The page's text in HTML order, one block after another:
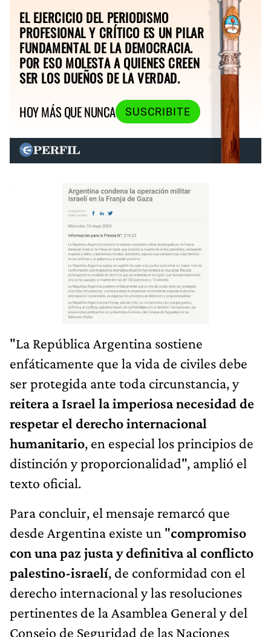
EL EJERCICIO DEL PERIODISMO
PROFESIONAL Y CRÍTICO ES UN PILAR
FUNDAMENTAL DE LA DEMOCRACIA.
POR ESO MOLESTA A QUIENES CREEN
SER LOS DUEÑOS DE LA VERDAD.
HOY MÁS QUE NUNCA
SUSCRIBITE
"La República Argentina sostiene
enfáticamente que la vida de civiles debe
ser protegida ante toda circunstancia, y
reitera a Israel la imperiosa necesidad de
respetar el derecho internacional
humanitario, en especial los principios de
distinción y proporcionalidad", amplió el
texto oficial.
Para concluir, el mensaje remarcó que
desde Argentina existe un "compromiso
con una paz justa y definitiva al conflicto
palestino-israelí, de conformidad con el
derecho internacional y las resoluciones
pertinentes de la Asamblea General y del
Consejo de Seguridad de las Naciones